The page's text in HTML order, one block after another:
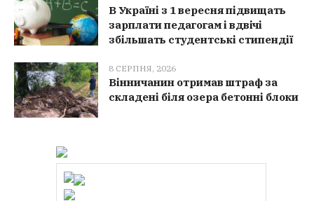
В Україні з 1 вересня підвищать
зарплати педагогам і вдвічі
збільшать студентські стипендії
8 СЕРПНЯ, 2026
Вінничанин отримав штраф за
складені біля озера бетонні блоки